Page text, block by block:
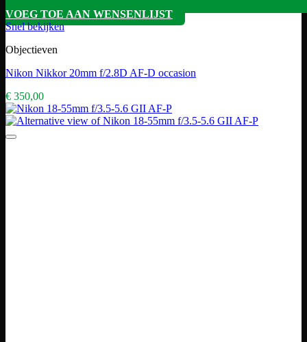
VOEG TOE AAN WENSENLIJST
Snel bekijken
Objectieven
Nikon Nikkor 20mm f/2.8D AF-D occasion
€ 350,00